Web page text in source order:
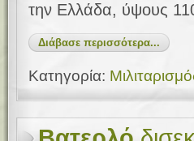
την Ελλάδα, ύψους
Διάβασε περισσότερα...
Κατηγορία: